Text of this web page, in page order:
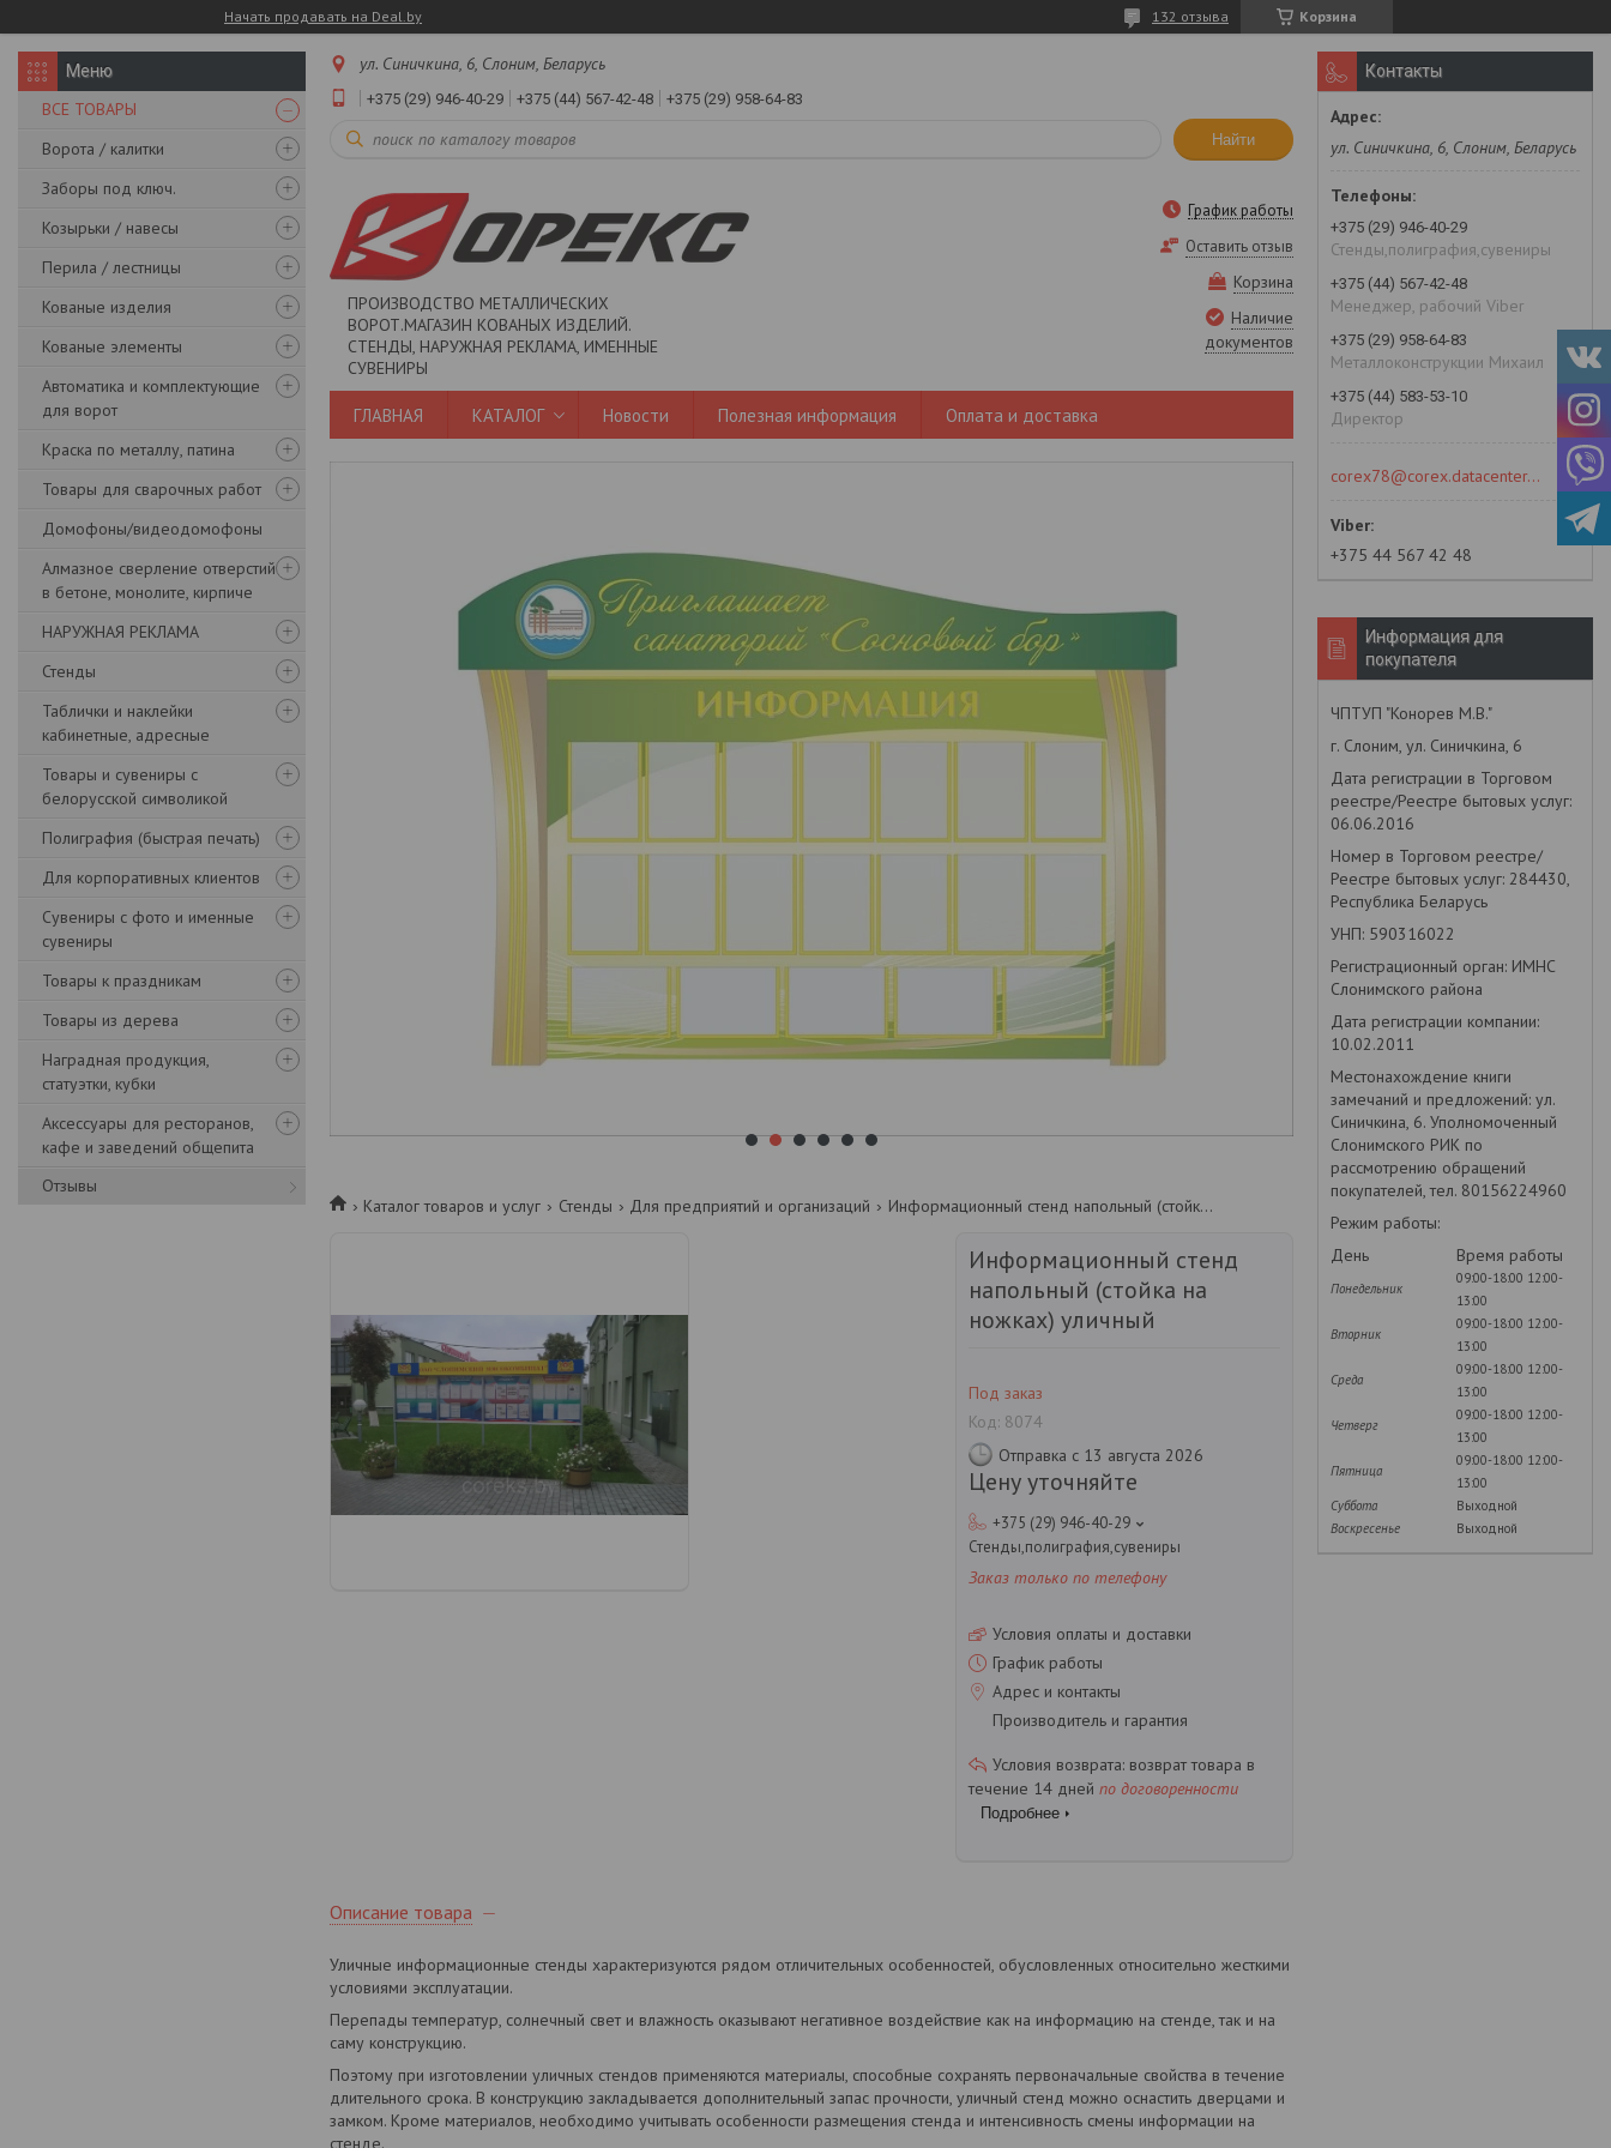
Начать продавать на Deal.by Корзина
132 отзыва
ВСЕ ТОВАРЫ
Ворота / калитки
Заборы под ключ.
Козырьки / навесы
Перила / лестницы
Кованые изделия
Кованые элементы
Автоматика и комплектующие
для ворот
Краска по металлу, патина
Товары для сварочных работ
Домофоны/видеодомофоны
Алмазное сверление отверстий
в бетоне, монолите, кирпиче
НАРУЖНАЯ РЕКЛАМА
Стенды
Таблички и наклейки
кабинетные, адресные
Товары и сувениры с
белорусской символикой
Полиграфия (быстрая печать)
Для корпоративных клиентов
Сувениры с фото и именные
сувениры
Товары к праздникам
Товары из дерева
Наградная продукция,
статуэтки, кубки
Аксессуары для ресторанов,
кафе и заведений общепита
Отзывы
ул. Синичкина, 6, Слоним, Беларусь
+375 (29) 946-40-29 +375 (44) 567-42-48 +375 (29) 958-64-83
Найти
ПРОИЗВОДСТВО МЕТАЛЛИЧЕСКИХ
ВОРОТ.МАГАЗИН КОВАНЫХ ИЗДЕЛИЙ.
СТЕНДЫ, НАРУЖНАЯ РЕКЛАМА, ИМЕННЫЕ
СУВЕНИРЫ
График работы
Оставить отзыв
Корзина
Наличие
документов
ГЛАВНАЯ КАТАЛОГ Новости Полезная информация Оплата и доставка
Каталог товаров и услуг Стенды Для предприятий и организаций Информационный стенд напольный (стойка на ножках) уличный
Информационный стенд
напольный (стойка на
ножках) уличный
Под заказ
Код: 8074
Отправка с 13 августа 2026
Цену уточняйте
+375 (29) 946-40-29
Стенды,полиграфия,сувениры
Заказ только по телефону
Условия оплаты и доставки
График работы
Адрес и контакты
Производитель и гарантия
возврат товара в
течение 14 дней по договоренности
Подробнее
Описание товара
Уличные информационные стенды характеризуются рядом отличительных особенностей, обусловленных относительно жесткими
условиями эксплуатации.
Перепады температур, солнечный свет и влажность оказывают негативное воздействие как на информацию на стенде, так и на
саму конструкцию.
Поэтому при изготовлении уличных стендов применяются материалы, способные сохранять первоначальные свойства в течение
длительного срока. В конструкцию закладывается дополнительный запас прочности, уличный стенд можно оснастить дверцами и
замком. Кроме материалов, необходимо учитывать особенности размещения стенда и интенсивность смены информации на
стенде.
Контакты
ул. Синичкина, 6, Слоним, Беларусь
+375 (29) 946-40-29
Стенды,полиграфия,сувениры
+375 (44) 567-42-48
Менеджер, рабочий Viber
+375 (29) 958-64-83
Металлоконструкции Михаил
+375 (44) 583-53-10
Директор
corex78@corex.datacenter.by
+375 44 567 42 48
Информация для
покупателя
ЧПТУП "Конорев М.В."
г. Слоним, ул. Синичкина, 6
Дата регистрации в Торговом
реестре/Реестре бытовых услуг:
06.06.2016
Номер в Торговом реестре/
Реестре бытовых услуг: 284430,
Республика Беларусь
УНП: 590316022
Регистрационный орган: ИМНС
Слонимского района
Дата регистрации компании:
10.02.2011
Местонахождение книги
замечаний и предложений: ул.
Синичкина, 6. Уполномоченный
Слонимского РИК по
рассмотрению обращений
покупателей, тел. 80156224960
Режим работы:
День
Время работы
Понедельник
09:00-18:00 12:00-
13:00
Вторник
09:00-18:00 12:00-
13:00
Среда
09:00-18:00 12:00-
13:00
Четверг
09:00-18:00 12:00-
13:00
Пятница
09:00-18:00 12:00-
13:00
Суббота
Выходной
Воскресенье
Выходной